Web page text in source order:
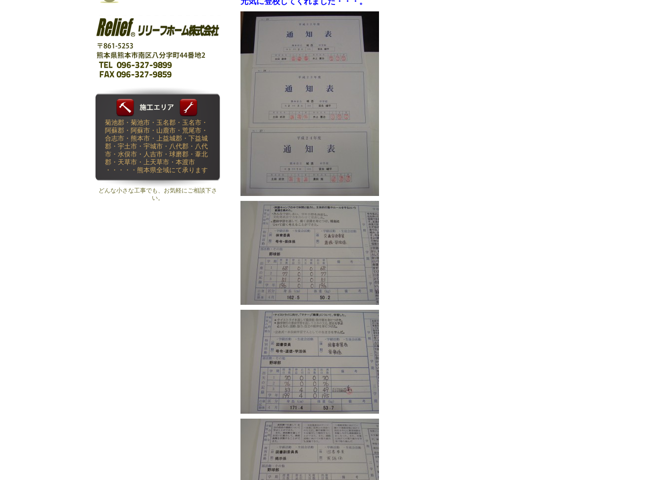
菊池郡・菊池市・玉名郡・玉名市・
阿蘇郡・阿蘇市・山鹿市・荒尾市・
合志市・熊本市・上益城郡・下益城
郡・宇土市・宇城市・八代郡・八代
市・水俣市・人吉市・球磨郡・葦北
郡・天草市・上天草市・本渡市
・・・・・熊本県全域にて承ります
どんな小さな工事でも、お気軽にご相談下さ
い。